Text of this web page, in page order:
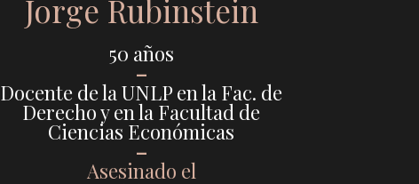
Jorge Rubinstein
50 años
–
Docente de la UNLP en la Fac. de
Derecho y en la Facultad de
Ciencias Económicas
–
Asesinado el